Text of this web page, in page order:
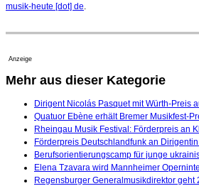
musik-heute [dot] de
Anzeige
Mehr aus dieser Kategorie
Dirigent Nicolás Pasquet mit Würth-Preis
Quatuor Ebène erhält Bremer Musikfest-
Rheingau Musik Festival: Förderpreis an
Förderpreis Deutschlandfunk an
Berufsorientierungscamp für junge
Elena Tzavara wird Mannheimer
Regensburger Generalmusikdirektor geht